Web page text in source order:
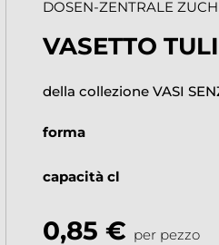
DOSEN-ZENTRALE
VASETTO
della collezione VASI
0,85 € per pezzo
forma
capacità cl